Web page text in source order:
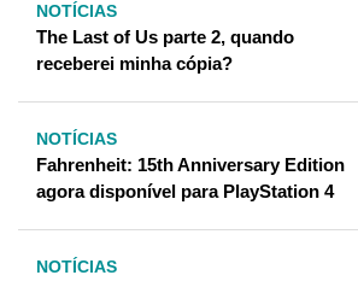
NOTÍCIAS
The Last of Us parte 2, quando
receberei minha cópia?
NOTÍCIAS
Fahrenheit: 15th Anniversary Edition
agora disponível para PlayStation 4
NOTÍCIAS